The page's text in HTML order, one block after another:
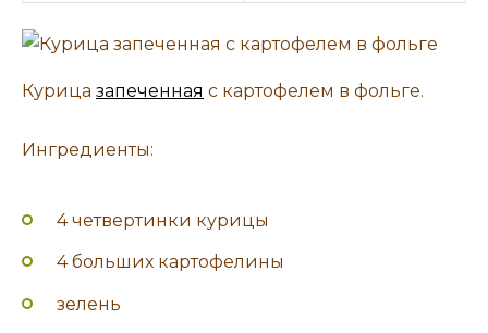
Курица запеченная с картофелем в фольге.
Ингредиенты:
4 четвертинки курицы
4 больших картофелины
зелень